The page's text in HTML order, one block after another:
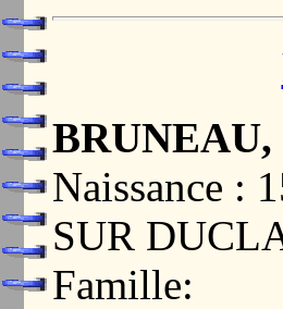
BRUNEAU,
Naissance :
SUR
Famille: